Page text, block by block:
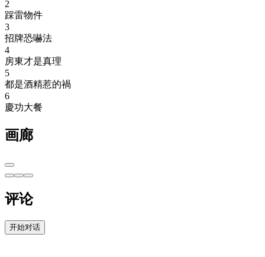
2
踩雷物件
3
招牌恐嚇法
4
房東才是真理
5
都是酒精惹的禍
6
慶功大餐
画廊
评论
开始对话